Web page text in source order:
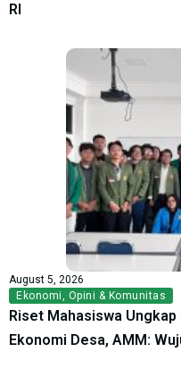
RI
August 5, 2026
Ekonomi, Opini & Komunitas
Riset Mahasiswa
Ekonomi Desa, AMM: